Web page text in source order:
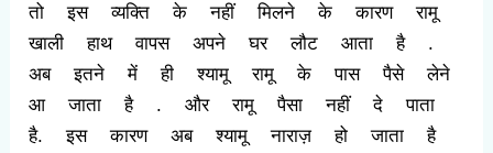
तो इस व्यक्ति के नहीं मिलने के कारण रामू
खाली हाथ वापस अपने घर लौट आता है .
अब इतने में ही श्यामू रामू के पास पैसे लेने
आ जाता है . और रामू पैसा नहीं दे पाता
है. इस कारण अब श्यामू नाराज़ हो जाता है